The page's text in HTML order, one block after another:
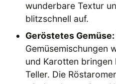
wunderbare Textur
blitzschnell auf.
Geröstetes Gemüse:
Gemüsemischungen
und Karotten
Teller. Die